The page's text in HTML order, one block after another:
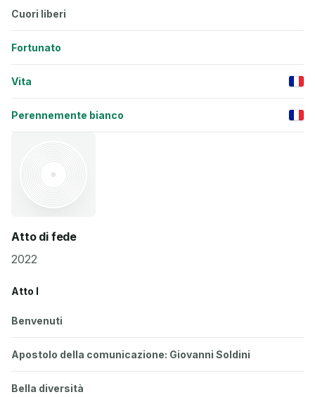
Cuori liberi
Fortunato
Vita
Perennemente bianco
Atto di fede
2022
Atto I
Benvenuti
Apostolo della comunicazione: Giovanni Soldini
Bella diversità